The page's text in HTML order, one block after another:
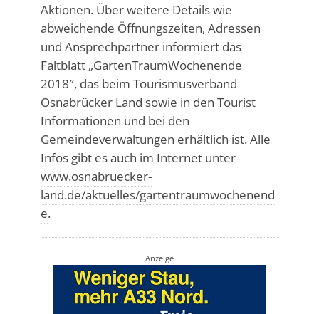
Aktionen. Über weitere Details wie
abweichende Öffnungszeiten, Adressen
und Ansprechpartner informiert das
Faltblatt „GartenTraumWochenende
2018″, das beim Tourismusverband
Osnabrücker Land sowie in den Tourist
Informationen und bei den
Gemeindeverwaltungen erhältlich ist. Alle
Infos gibt es auch im Internet unter
www.osnabruecker-
land.de/aktuelles/gartentraumwochenend
e.
Anzeige